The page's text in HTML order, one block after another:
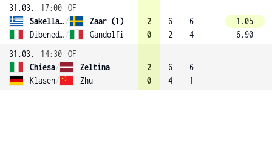
31.03.
17:00 OF
Sakellaridi /
Zaar (1)
Dibenedetto / Gandolfi
2
0
6
2
6
4
1.05
6.90
31.03.
14:30 OF
Chiesa/
Zeltina
Klasen/ Zhu
2
0
6
4
6
1